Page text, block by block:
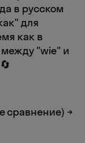
в русском
для
как в
"wie" и
сравнение) →